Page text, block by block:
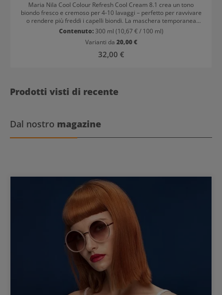
Maria Nila Cool Colour Refresh Cool Cream 8.1 crea un tono
biondo fresco e cremoso per 4-10 lavaggi – perfetto per ravvivare
o rendere più freddi i capelli biondi. La maschera temporanea
colorata idrata, nutre intensamente e dona una lucentezza
elegante.Modo d'usoShampona e asciuga i capelli. Applica Colour
Refresh sui capelli, lascia in posa per 3-10 minuti. Successivamente
risciacqua accuratamente e sigilla con il balsamo.
Contenuto: 300 ml (10,67 € / 100 ml)
Varianti da 20,00 €
Prezzo normale:
32,00 €
Prodotti visti di recente
Dal nostro magazine